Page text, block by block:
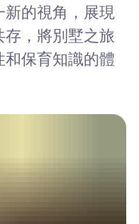
新的視角，展現
存，將別墅之旅
保育知識的體